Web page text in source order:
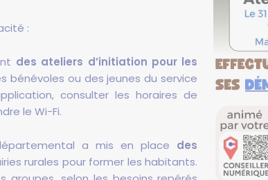
:
des ateliers d’initiation pour les
bénévoles ou des jeunes du service
consulter les horaires de
le Wi-Fi.
a mis en place des
rurales pour former les habitants.